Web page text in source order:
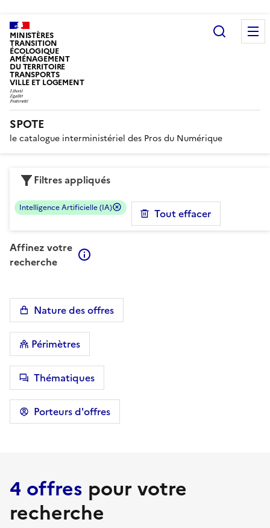
MINISTÈRES
TRANSITION
ÉCOLOGIQUE
AMÉNAGEMENT
DU TERRITOIRE
TRANSPORTS
VILLE ET LOGEMENT
SPOTE
le catalogue interministériel des Pros du Numérique
Filtres appliqués
Intelligence Artificielle (IA) Tout effacer
Affinez votre
recherche
Nature des offres
Périmètres
Thématiques
Porteurs d'offres
4 offres pour votre
recherche